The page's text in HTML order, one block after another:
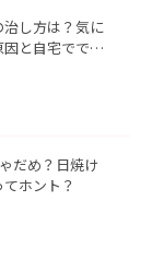
治し方は？気に
と自宅ででき
だめ？日焼け
ホント？